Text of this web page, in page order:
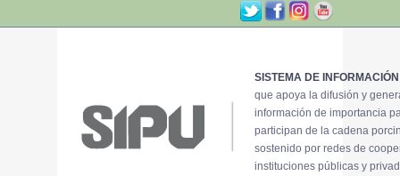
SISTEMA DE
que apoya la difusión y
información de importancia
participan de la cadena
sostenido por redes de
instituciones públicas y